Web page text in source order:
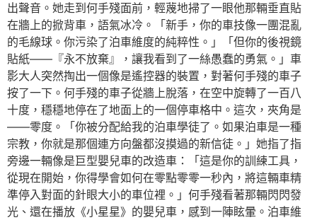
出聲音。她走到何手殘面前，輕蔑地掃了一眼他那輛垂直貼
在牆上的掀背車，語氣冰冷。「新手，你的車技像一團混亂
的毛線球。你污染了泊車維度的純粹性。」「但你的後視鏡
貼紙——『永不放棄』，讓我看到了一絲愚蠢的勇氣。」車
影大人突然掏出一個像是遙控器的裝置，對著何手殘的車子
按了一下。何手殘的車子從牆上脫落，在空中旋轉了一百八
十度，穩穩地停在了地面上的一個停車格中。這次，夾角是
——零度。「你被分配給我的泊車學徒了。如果泊車是一種
宗教，你就是那個連方向盤都沒摸過的新信徒。」她指了指
旁邊一輛像是巨型嬰兒車的改造車：「這是你的訓練工具，
從現在開始，你得學會如何在零點零零一秒內，將這輛車精
準停入對面的針眼大小的車位裡。」何手殘看著那輛閃閃發
光、還在播放《小星星》的嬰兒車，感到一陣眩暈。泊車維